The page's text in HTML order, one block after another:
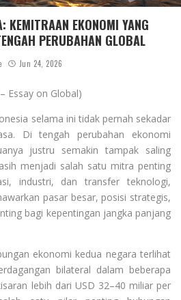
KEMITRAAN EKONOMI YANG
PERUBAHAN GLOBAL
Jun 24, 2026
Essay on Global)
selama ini tidak pernah sekadar
Di tengah perubahan ekonomi
justru semakin tampak saling
menjadi salah satu mitra penting
industri, dan transfer teknologi,
pasar besar, posisi strategis,
bagi kepentingan jangka panjang
ekonomi kedua negara terlihat
bilateral dalam beberapa
lebih dari USD 32–40 miliar per